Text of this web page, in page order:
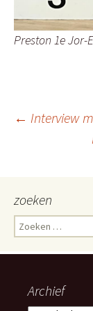
Preston 1e Jor-
← Interview
zoeken
Zoeken
naar:
Archief